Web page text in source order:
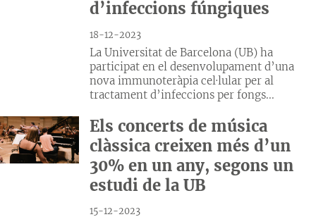
d’infeccions fúngiques
18-12-2023
La Universitat de Barcelona (UB) ha
participat en el desenvolupament d’una
nova immunoteràpia cel·lular per al
tractament d’infeccions per fongs...
Els concerts de música
clàssica creixen més d’un
30% en un any, segons un
estudi de la UB
15-12-2023